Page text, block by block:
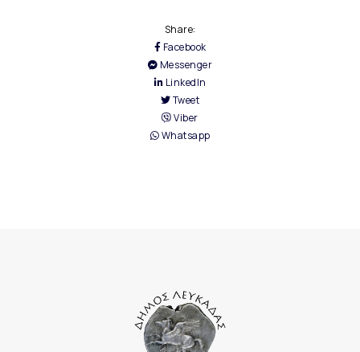
Share:
Facebook
Messenger
LinkedIn
Tweet
Viber
Whatsapp